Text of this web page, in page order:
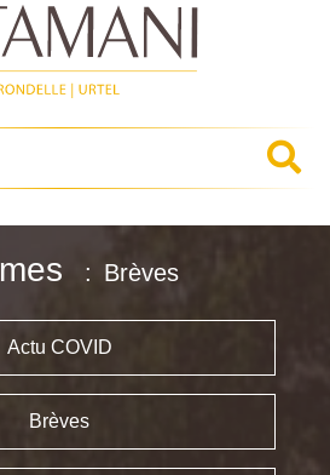
Brèves
Actu COVID
Brèves